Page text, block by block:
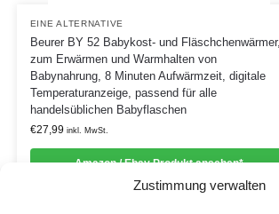
Zustimmung verwalten
EINE ALTERNATIVE
Beurer BY 52 Babykost- und Fläschchenwärmer,
zum Erwärmen und Warmhalten von
Babynahrung, 8 Minuten Aufwärmzeit, digitale
Temperaturanzeige, passend für alle
handelsüblichen Babyflaschen
€27,99 inkl. MwSt.
Amazon / Ebay Produkt ansehen*